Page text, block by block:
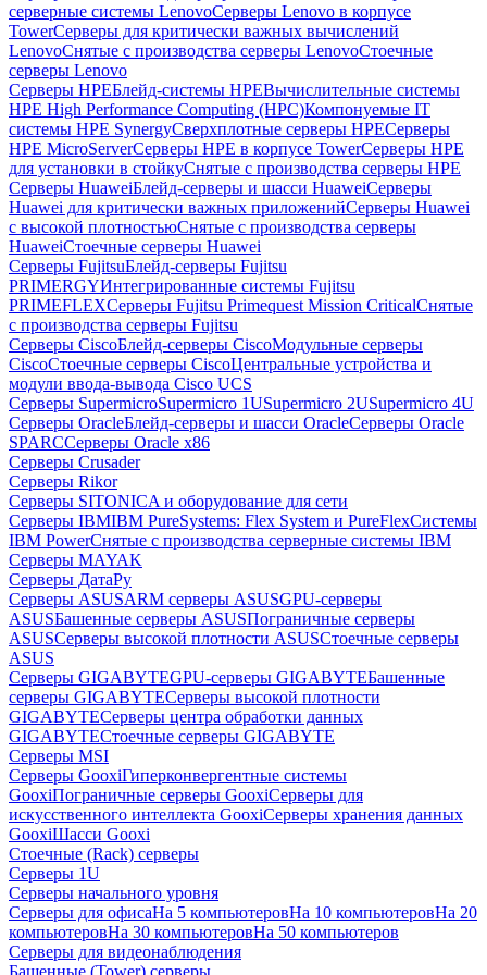
серверные системы LenovoСерверы Lenovo в корпусе
TowerСерверы для критически важных вычислений
LenovoСнятые с производства серверы LenovoСтоечные
серверы Lenovo
Серверы HPEБлейд-системы HPEВычислительные системы
HPE High Performance Computing (HPC)Компонуемые IT
системы HPE SynergyСверхплотные серверы HPEСерверы
HPE MicroServerСерверы HPE в корпусе TowerСерверы HPE
для установки в стойкуСнятые с производства серверы HPE
Серверы HuaweiБлейд-серверы и шасси HuaweiСерверы
Huawei для критически важных приложенийСерверы Huawei
с высокой плотностьюСнятые с производства серверы
HuaweiСтоечные серверы Huawei
Серверы FujitsuБлейд-серверы Fujitsu
PRIMERGYИнтегрированные системы Fujitsu
PRIMEFLEXСерверы Fujitsu Primequest Mission CriticalСнятые
с производства серверы Fujitsu
Серверы CiscoБлейд-серверы CiscoМодульные серверы
CiscoСтоечные серверы CiscoЦентральные устройства и
модули ввода-вывода Cisco UCS
Серверы SupermicroSupermicro 1USupermicro 2USupermicro 4U
Серверы OracleБлейд-серверы и шасси OracleСерверы Oracle
SPARCСерверы Oracle x86
Серверы Crusader
Серверы Rikor
Серверы SITONICA и оборудование для сети
Серверы IBMIBM PureSystems: Flex System и PureFlexСистемы
IBM PowerСнятые с производства серверные системы IBM
Серверы MAYAK
Серверы ДатаРу
Серверы ASUSARM серверы ASUSGPU-серверы
ASUSБашенные серверы ASUSПограничные серверы
ASUSСерверы высокой плотности ASUSСтоечные серверы
ASUS
Серверы GIGABYTEGPU-серверы GIGABYTEБашенные
серверы GIGABYTEСерверы высокой плотности
GIGABYTEСерверы центра обработки данных
GIGABYTEСтоечные серверы GIGABYTE
Серверы MSI
Серверы GooxiГиперконвергентные системы
GooxiПограничные серверы GooxiСерверы для
искусственного интеллекта GooxiСерверы хранения данных
GooxiШасси Gooxi
Стоечные (Rack) серверы
Серверы 1U
Серверы начального уровня
Серверы для офисаНа 5 компьютеровНа 10 компьютеровНа 20
компьютеровНа 30 компьютеровНа 50 компьютеров
Серверы для видеонаблюдения
Башенные (Tower) серверы